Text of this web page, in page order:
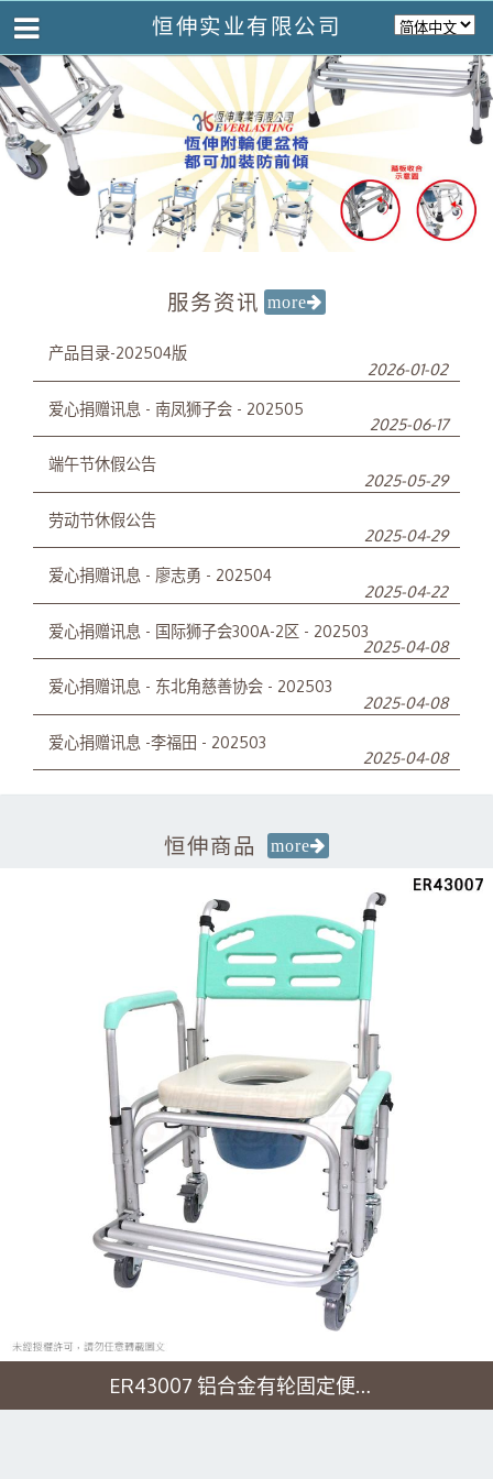
恒伸实业有限公司
服务资讯
产品目录-202504版
2026-01-02
爱心捐赠讯息 - 南凤狮子会 - 202505
2025-06-17
端午节休假公告
2025-05-29
劳动节休假公告
2025-04-29
爱心捐赠讯息 - 廖志勇 - 202504
2025-04-22
爱心捐赠讯息 - 国际狮子会300A-2区 - 202503
2025-04-08
爱心捐赠讯息 - 东北角慈善协会 - 202503
2025-04-08
爱心捐赠讯息 -李福田 - 202503
2025-04-08
恒伸商品
ER43007 铝合金有轮固定便椅-移位功能-大背